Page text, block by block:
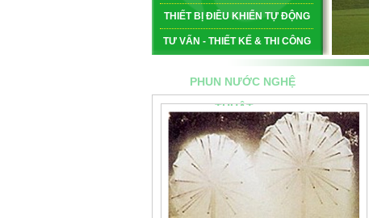
THIẾT BỊ ĐIỀU KHIỂN TỰ ĐỘNG
TƯ VẤN - THIẾT KẾ & THI CÔNG
PHUN NƯỚC NGHỆ
THUẬT